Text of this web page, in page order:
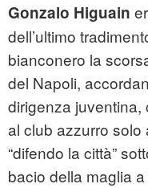
Gonzalo Higuain
dell’ultimo
bianconero la
del Napoli,
dirigenza
al club azzurro
“difendo la città”
bacio della maglia